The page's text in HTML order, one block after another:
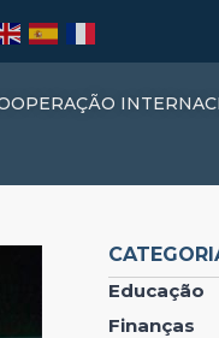
Educação
Finanças